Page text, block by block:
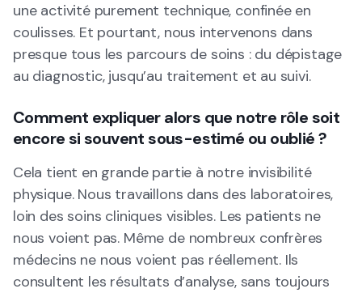
une activité purement technique, confinée en
coulisses. Et pourtant, nous intervenons dans
presque tous les parcours de soins : du dépistage
au diagnostic, jusqu’au traitement et au suivi.
Comment expliquer alors que notre rôle soit
encore si souvent sous-estimé ou oublié ?
Cela tient en grande partie à notre invisibilité
physique. Nous travaillons dans des laboratoires,
loin des soins cliniques visibles. Les patients ne
nous voient pas. Même de nombreux confrères
médecins ne nous voient pas réellement. Ils
consultent les résultats d’analyse, sans toujours